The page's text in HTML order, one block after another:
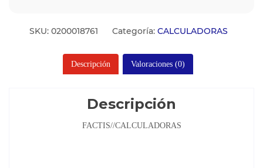
SKU: 0200018761 Categoría: CALCULADORAS
Descripción Valoraciones (0)
Descripción
FACTIS//CALCULADORAS